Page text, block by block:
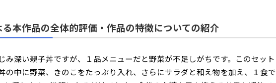
る本作品の全体的評価・作品の特徴についての紹介
み深い親子丼ですが、１品メニューだと野菜が不足しがちです。このセット
の中に野菜、きのこをたっぷり入れ、さらにサラダと和え物を加え、１食で